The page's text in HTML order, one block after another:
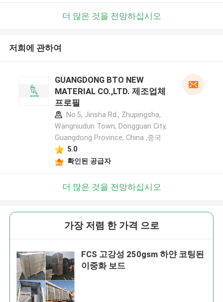
더 많은 것을 전망하십시오
저희에 관하여
GUANGDONG BTO NEW
MATERIAL CO.,LTD. 제조업체
프로필
No.5, Jinsha Rd., Zhupingsha,
Wangniudun Town, Dongguan City,
Guangdong Province, China ,중국
5.0
확인된 공급자
더 많은 것을 전망하십시오
가장 저렴 한 가격 으로
FCS 고강성 250gsm 하얀 코팅된
이중화 보드